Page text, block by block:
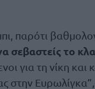
παρότι
σεβαστείς το
για τη νίκη
στην Ευρωλίγκα”,